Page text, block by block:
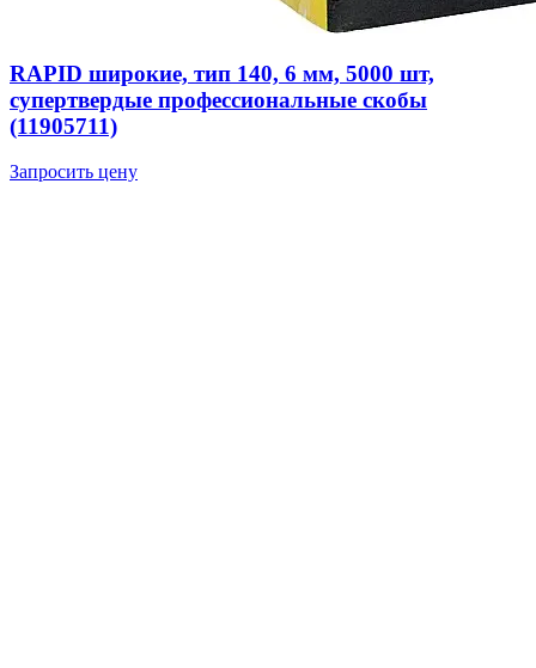
RAPID широкие, тип 140, 6 мм, 5000 шт,
супертвердые профессиональные скобы
(11905711)
Запросить цену